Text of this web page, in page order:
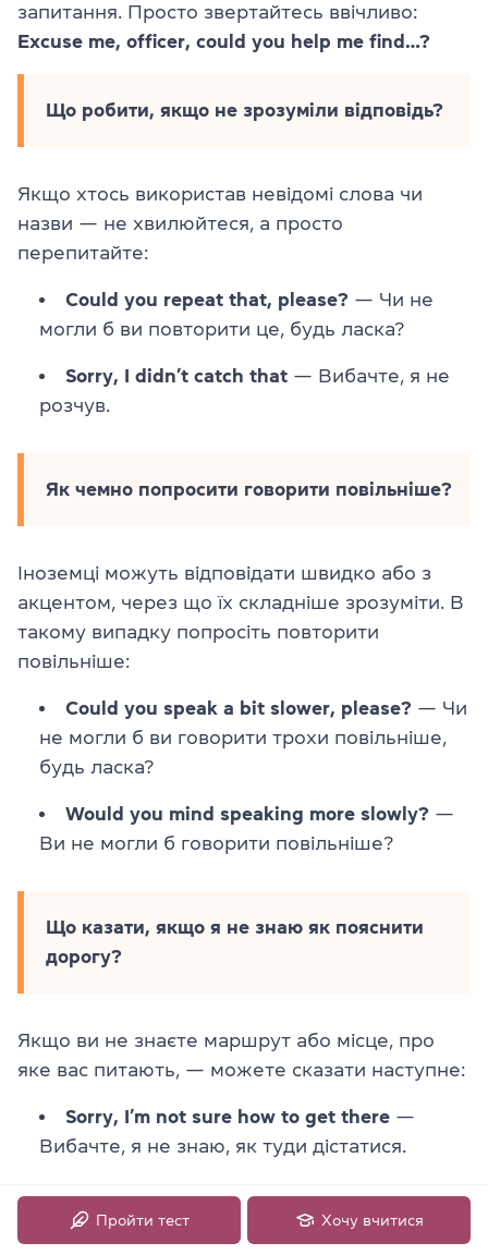
запитання. Просто звертайтесь ввічливо:
Excuse me, officer, could you help me find…?
Що робити, якщо не зрозуміли відповідь?
Якщо хтось використав невідомі слова чи
назви — не хвилюйтеся, а просто
перепитайте:
Could you repeat that, please? — Чи не
могли б ви повторити це, будь ласка?
Sorry, I didn’t catch that — Вибачте, я не
розчув.
Як чемно попросити говорити повільніше?
Іноземці можуть відповідати швидко або з
акцентом, через що їх складніше зрозуміти. В
такому випадку попросіть повторити
повільніше:
Could you speak a bit slower, please? — Чи
не могли б ви говорити трохи повільніше,
будь ласка?
Would you mind speaking more slowly? —
Ви не могли б говорити повільніше?
Що казати, якщо я не знаю як пояснити
дорогу?
Якщо ви не знаєте маршрут або місце, про
яке вас питають, — можете сказати наступне:
Sorry, I’m not sure how to get there —
Вибачте, я не знаю, як туди дістатися.
I’m not from here, sorry— Я не місцевий,
вибачте.Пройти тест Хочу вчитися